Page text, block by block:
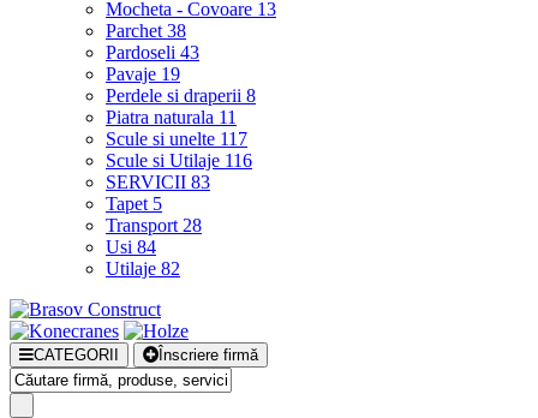
Mocheta - Covoare 13
Parchet 38
Pardoseli 43
Pavaje 19
Perdele si draperii 8
Piatra naturala 11
Scule si unelte 117
Scule si Utilaje 116
SERVICII 83
Tapet 5
Transport 28
Usi 84
Utilaje 82
CATEGORII Înscriere firmă